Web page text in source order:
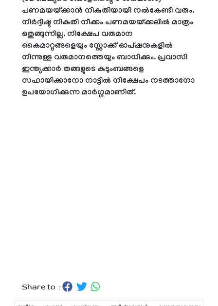
പണമയയ്ക്കാൻ നികുതിയായി നൽകേണ്ടി വരും.
നിർദ്ദിഷ്ട നികുതി നീക്കം പണമയയ്ക്കലിൽ മാത്രം
ഒതുങ്ങുന്നില്ല. നിക്ഷേപ വരുമാന
കൈമാറ്റങ്ങളെയും സ്റ്റോക്ക് ഓപ്ഷനുകളിൽ
നിന്നുള്ള വരുമാനത്തെയും ബാധിക്കും. പ്രവാസി
ഇന്ത്യക്കാർ തങ്ങളുടെ കുടുംബങ്ങളെ
സഹായിക്കാനോ നാട്ടിൽ നിക്ഷേപം നടത്താനോ
ഉപയോഗിക്കുന്ന മാർഗ്ഗമാണിത്.
Share to :